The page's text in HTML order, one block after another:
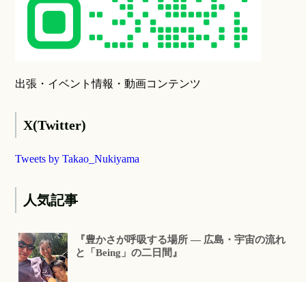
出張・イベント情報・動画コンテンツ
X(Twitter)
Tweets by Takao_Nukiyama
人気記事
『豊かさが呼吸する場所 ― 広島・宇宙の流れ
と「Being」の二日間』